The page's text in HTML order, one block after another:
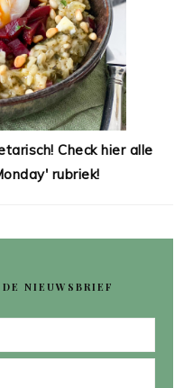
Check hier alle
rubriek!
NIEUWSBRIEF